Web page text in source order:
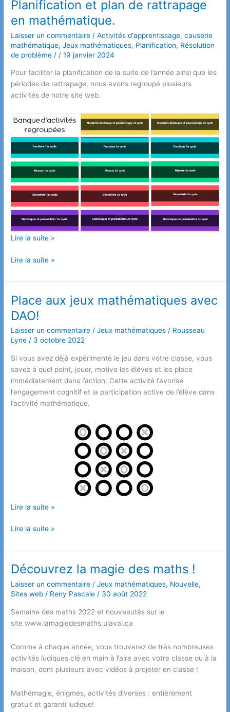
Planification et plan de rattrapage
en mathématique.
Laisser un commentaire /Activités d'apprentissage,causerie
mathématique,Jeux mathématiques, Planification, Résolution
de problème / /19 janvier 2024
Pour faciliter la planification de la suite de l’année ainsi que les
périodes de rattrapage, nous avons regroupé plusieurs
activités de notre site web.
Lire la suite »
Planification
plan
rattrapage
en
mathématique.
Lire la suite »
Place aux jeux mathématiques avec
DAO!
Laisser un commentaire /Jeux mathématiques / Rousseau
Lyne/ 3 octobre 2022
Si vous avez déjà expérimenté le jeu dans votre classe, vous
savez à quel point, jouer, motive les élèves et les place
immédiatement dans l’action. Cette activité favorise
l’engagement cognitif et la participation active de l’élève dans
l’activité mathématique.
Lire la suite »
Place
jeux
mathématiques
avec
DAO!
Lire la suite »
Découvrez la magie des maths !
Laisser un commentaire /Jeux mathématiques, Nouvelle,
Sites web / Reny Pascale / 30 août 2022
Semaine des maths 2022 et nouveautés sur le
site www.lamagiedesmaths.ulaval.ca
Comme à chaque année, vous trouverez de très nombreuses
activités ludiques clé en main à faire avec votre classe ou à la
maison, dont plusieurs avec vidéos à projeter en classe !
Mathémagie, énigmes, activités diverses : entièrement
gratuit et garanti ludique!